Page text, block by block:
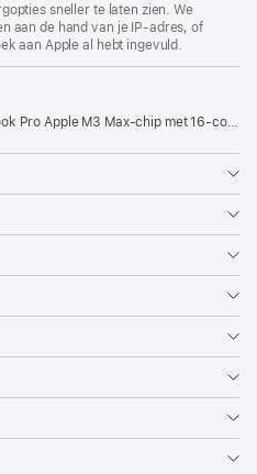
sneller te laten zien. We
aan de hand van je IP-adres, of
aan Apple al hebt ingevuld.
Max-chip met 16‑core CPU en 40‑core GPU - Zilver